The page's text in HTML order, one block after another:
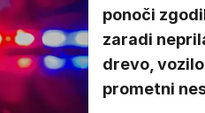
ponoči
zaradi
drevo,
prometni